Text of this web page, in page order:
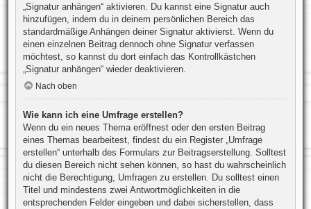
„Signatur anhängen“ aktivieren. Du kannst eine Signatur auch
hinzufügen, indem du in deinem persönlichen Bereich das
standardmäßige Anhängen deiner Signatur aktivierst. Wenn du
einen einzelnen Beitrag dennoch ohne Signatur verfassen
möchtest, so kannst du dort einfach das Kontrollkästchen
„Signatur anhängen“ wieder deaktivieren.
Nach oben
Wie kann ich eine Umfrage erstellen?
Wenn du ein neues Thema eröffnest oder den ersten Beitrag
eines Themas bearbeitest, findest du ein Register „Umfrage
erstellen“ unterhalb des Formulars zur Beitragserstellung. Solltest
du diesen Bereich nicht sehen können, so hast du wahrscheinlich
nicht die Berechtigung, Umfragen zu erstellen. Du solltest einen
Titel und mindestens zwei Antwortmöglichkeiten in die
entsprechenden Felder eingeben und dabei sicherstellen, dass